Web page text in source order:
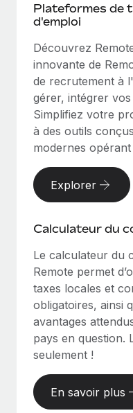
Plateformes de
d'emploi
Découvrez
innovante de
de recrutement à
gérer, intégrer
Simplifiez votre
à des outils
modernes
Explorer
Calculateur du
Le calculateur du
Remote permet
taxes locales et
obligatoires, ainsi
avantages
pays en question.
seulement !
En savoir plus